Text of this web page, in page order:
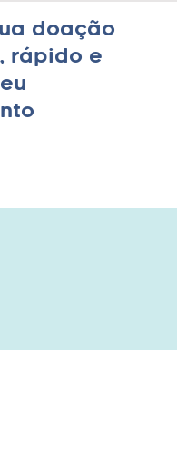
doação
rápido e